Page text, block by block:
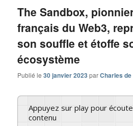
The Sandbox,
français du Web3,
son souffle et étoffe
écosystème
Publié le30 janvier 2023 parCharles
Appuyez sur play pour écouter ce
contenu